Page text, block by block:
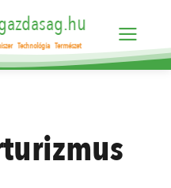
Technológia Természet